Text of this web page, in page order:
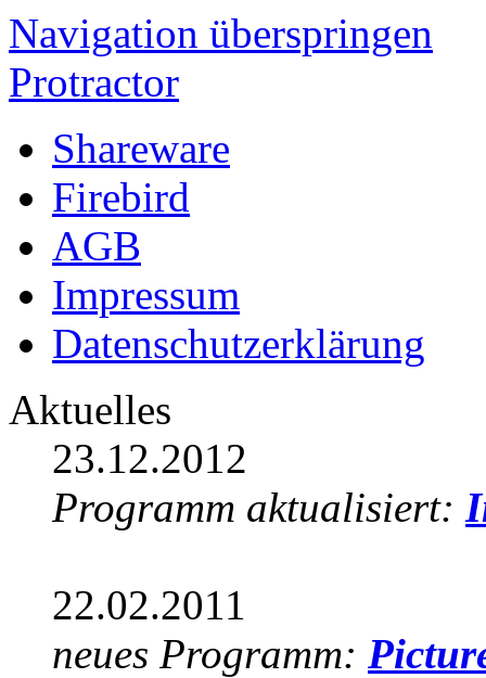
Navigation überspringen
Protractor
Shareware
Firebird
AGB
Impressum
Datenschutzerklärung
Aktuelles
23.12.2012
Programm aktualisiert:
22.02.2011
neues Programm: